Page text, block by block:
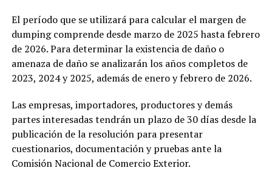
El período que se utilizará para calcular el margen de
dumping comprende desde marzo de 2025 hasta febrero
de 2026. Para determinar la existencia de daño o
amenaza de daño se analizarán los años completos de
2023, 2024 y 2025, además de enero y febrero de 2026.
Las empresas, importadores, productores y demás
partes interesadas tendrán un plazo de 30 días desde la
publicación de la resolución para presentar
cuestionarios, documentación y pruebas ante la
Comisión Nacional de Comercio Exterior.